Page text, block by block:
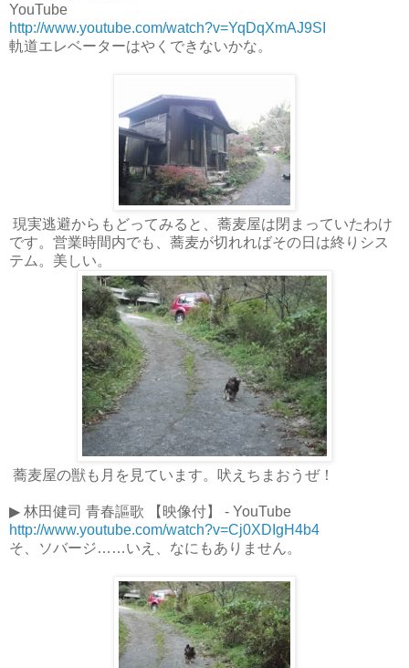
YouTube
http://www.youtube.com/watch?v=YqDqXmAJ9SI
軌道エレベーターはやくできないかな。
現実逃避からもどってみると、蕎麦屋は閉まっていたわけ
です。営業時間内でも、蕎麦が切れればその日は終りシス
テム。美しい。
蕎麦屋の獣も月を見ています。吠えちまおうぜ！
▶ 林田健司 青春謳歌 【映像付】 - YouTube
http://www.youtube.com/watch?v=Cj0XDIgH4b4
そ、ソバージ……いえ、なにもありません。